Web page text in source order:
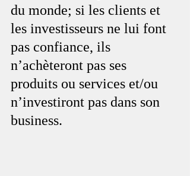
du monde; si les clients et
les investisseurs ne lui font
pas confiance, ils
n’achèteront pas ses
produits ou services et/ou
n’investiront pas dans son
business.